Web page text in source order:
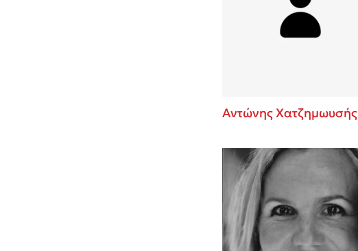
Αντώνης Χατζημωυσής